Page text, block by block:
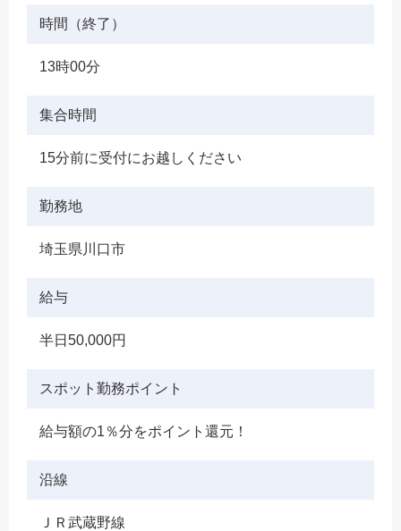
時間（終了）
13時00分
集合時間
15分前に受付にお越しください
勤務地
埼玉県川口市
給与
半日50,000円
スポット勤務ポイント
給与額の1％分をポイント還元！
沿線
ＪＲ武蔵野線